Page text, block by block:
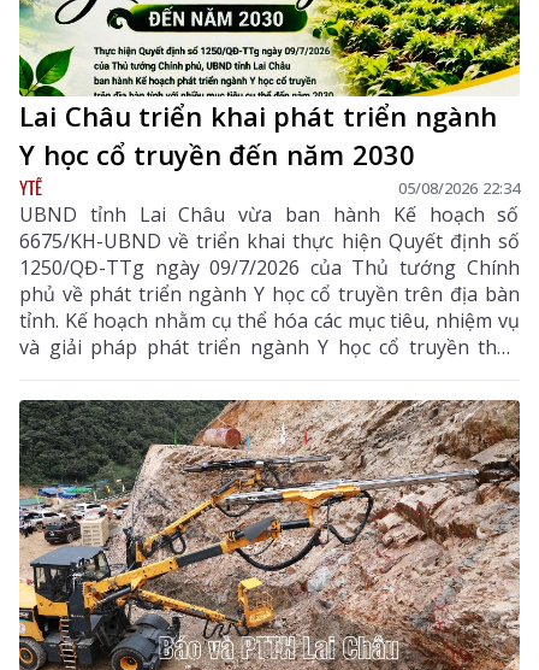
Lai Châu triển khai phát triển ngành
Y học cổ truyền đến năm 2030
YTẾ 05/08/2026 22:34
UBND tỉnh Lai Châu vừa ban hành Kế hoạch số
6675/KH-UBND về triển khai thực hiện Quyết định số
1250/QĐ-TTg ngày 09/7/2026 của Thủ tướng Chính
phủ về phát triển ngành Y học cổ truyền trên địa bàn
tỉnh. Kế hoạch nhằm cụ thể hóa các mục tiêu, nhiệm vụ
và giải pháp phát triển ngành Y học cổ truyền theo
hướng hiện đại, hiệu quả, bền vững; đẩy mạnh kết
hợp y học cổ truyền với y học hiện đại, phát huy tiềm
năng dược liệu của địa phương, góp phần nâng cao
chất lượng chăm sóc, bảo vệ sức khỏe nhân dân và
thúc đẩy phát triển kinh tế - xã hội.